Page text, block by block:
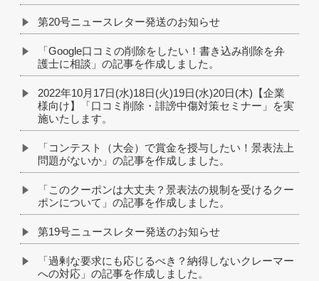
第20号ニュースレター発送のお知らせ
「Google口コミの削除をしたい！書き込み削除を弁
護士に相談」の記事を作成しました。
2022年10月17日(水)18日(火)19日(水)20日(木)【企業
様向け】「口コミ削除・誹謗中傷対策セミナー」を実
施いたします。
「コンテスト（大会）で賞金を授与したい！景表法上
問題がないか」の記事を作成しました。
「このクーポンは大丈夫？景表法の規制を受けるクー
ポンについて」の記事を作成しました。
第19号ニュースレター発送のお知らせ
「過剰な要求にも応じるべき？納得しないクレーマー
への対応」の記事を作成しました。